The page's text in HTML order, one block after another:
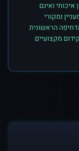
ואינם
ומקורי
הראשונית
מקצועיים